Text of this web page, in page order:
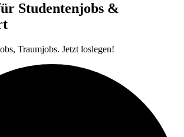
Studentenjobs &
Traumjobs. Jetzt loslegen!